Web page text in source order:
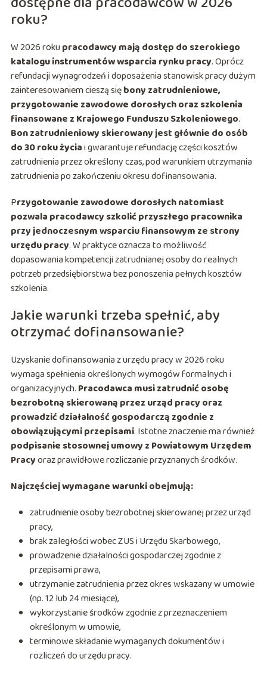
roku?
W 2026 rokupracodawcy mają dostęp do szerokiego
katalogu instrumentów wsparcia rynku pracy. Oprócz
refundacji wynagrodzeń i doposażenia stanowisk pracy dużym
zainteresowaniem cieszą siębony zatrudnieniowe,
przygotowanie zawodowe dorosłych oraz szkolenia
finansowane z Krajowego Funduszu Szkoleniowego.
Bon zatrudnieniowy skierowany jest głównie do osób
do 30 roku życiai gwarantuje refundację części kosztów
zatrudnienia przez określony czas, pod warunkiem utrzymania
zatrudnienia po zakończeniu okresu dofinansowania.
Przygotowanie zawodowe dorosłych natomiast
pozwala pracodawcy szkolić przyszłego pracownika
przy jednoczesnym wsparciu finansowym ze strony
urzędu pracy. W praktyce oznacza to możliwość
dopasowania kompetencji zatrudnianej osoby do realnych
potrzeb przedsiębiorstwa bez ponoszenia pełnych kosztów
szkolenia.
Jakie warunki trzeba spełnić, aby
otrzymać dofinansowanie?
Uzyskanie dofinansowania z urzędu pracy w 2026 roku
wymaga spełnienia określonych wymogów formalnych i
organizacyjnych. Pracodawca musi zatrudnić osobę
bezrobotną skierowaną przez urząd pracy oraz
prowadzić działalność gospodarczą zgodnie z
obowiązującymi przepisami. Istotne znaczenie ma również
podpisanie stosownej umowy z Powiatowym Urzędem
Pracyoraz prawidłowe rozliczanie przyznanych środków.
Najczęściej wymagane warunki obejmują:
zatrudnienie osoby bezrobotnej skierowanej przez urząd
pracy,
brak zaległości wobec ZUS i Urzędu Skarbowego,
prowadzenie działalności gospodarczej zgodnie z
przepisami prawa,
utrzymanie zatrudnienia przez okres wskazany w umowie
(np. 12 lub 24 miesiące),
wykorzystanie środków zgodnie z przeznaczeniem
określonym w umowie,
terminowe składanie wymaganych dokumentów i
rozliczeń do urzędu pracy.